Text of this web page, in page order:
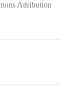
Attribution